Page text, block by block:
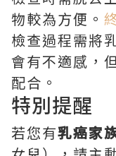
物較為方便。
檢查過程需將
會有不適感，
配合。
特別提醒
若您有乳癌家